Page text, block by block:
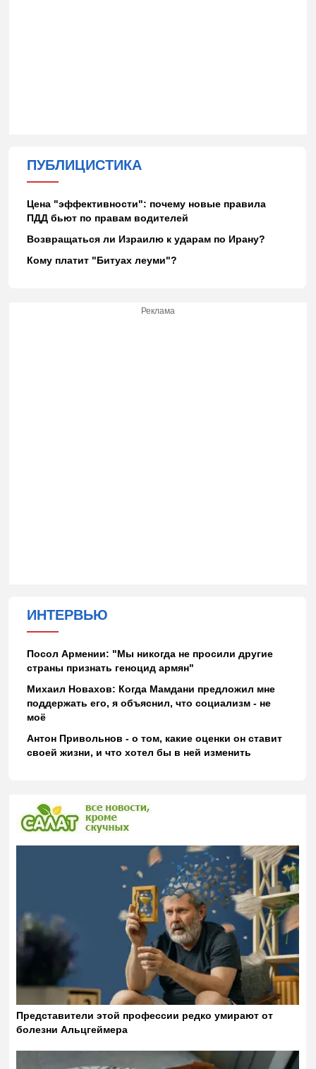
ПУБЛИЦИСТИКА
Цена "эффективности": почему новые правила
ПДД бьют по правам водителей
Возвращаться ли Израилю к ударам по Ирану?
Кому платит "Битуах леуми"?
Реклама
ИНТЕРВЬЮ
Посол Армении: "Мы никогда не просили другие
страны признать геноцид армян"
Михаил Новахов: Когда Мамдани предложил мне
поддержать его, я объяснил, что социализм - не
моё
Антон Привольнов - о том, какие оценки он ставит
своей жизни, и что хотел бы в ней изменить